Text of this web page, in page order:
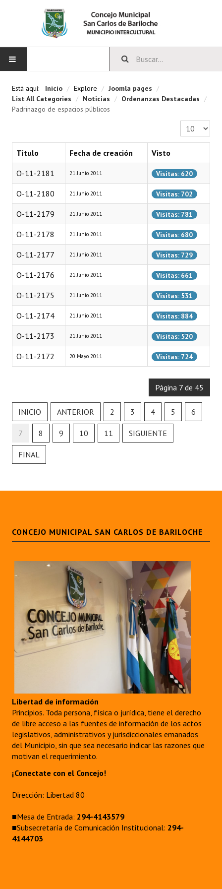
CONCEJO
Integrantes del Concejo
Comisiones Permanentes
Comisiones Especiales
Concejales Mandato Cumplido
Programas
LEGISLACIÓN
Constitución Nacional
Constitución Provincial
Carta Orgánica 2007
Reglamento Interno
Digesto
DOCUMENTOS
Informes de Gestión
Proyectos Presentados
Dictámenes Asesoría Letrada
NORMATIVA
Comunicaciones
Declaraciones
Resoluciones
Resoluciones de Presidencia
Antiguos Pobladores
Noticias Destacadas
Registros y Distinciones
Datos Históricos
Premio al Mérito - Registro
Audiencias Públicas - Registro
Mujeres que Dejaron Huellas - Registro
Periodistas Decanos - Registro
Está aquí: Inicio / Explore / Joomla pages /
List All Categories / Noticias / Ordenanzas Destacadas /
Padrinazgo de espacios públicos
Cantidad a
Título Fecha de creación Visto
O-11-2181 21 Junio 2011 Visitas: 620
O-11-2180 21 Junio 2011 Visitas: 702
O-11-2179 21 Junio 2011 Visitas: 781
O-11-2178 21 Junio 2011 Visitas: 680
O-11-2177 21 Junio 2011 Visitas: 729
O-11-2176 21 Junio 2011 Visitas: 661
O-11-2175 21 Junio 2011 Visitas: 531
O-11-2174 21 Junio 2011 Visitas: 884
O-11-2173 21 Junio 2011 Visitas: 520
O-11-2172 20 Mayo 2011 Visitas: 724
Página 7 de 45
INICIO ANTERIOR 2 3 4 5 6
7 8 9 10 11 SIGUIENTE
FINAL
CONCEJO MUNICIPAL SAN CARLOS DE BARILOCHE
Libertad de información
Principios. Toda persona, física o jurídica, tiene el derecho
de libre acceso a las fuentes de información de los actos
legislativos, administrativos y jurisdiccionales emanados
del Municipio, sin que sea necesario indicar las razones que
motivan el requerimiento.
¡Conectate con el Concejo!
Dirección: Libertad 80
■Mesa de Entrada: 294-4143579
■Subsecretaría de Comunicación Institucional: 294-
4144703